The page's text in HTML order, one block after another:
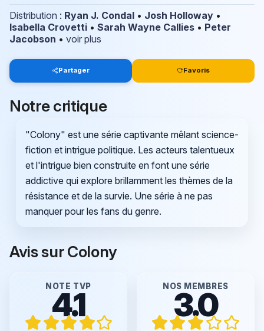
Distribution : Ryan J. Condal • Josh Holloway •
Isabella Crovetti • Sarah Wayne Callies • Peter
Jacobson • voir plus
Partager Favoris
Notre critique
"Colony" est une série captivante mêlant science-
fiction et intrigue politique. Les acteurs talentueux
et l'intrigue bien construite en font une série
addictive qui explore brillamment les thèmes de la
résistance et de la survie. Une série à ne pas
manquer pour les fans du genre.
Avis sur Colony
NOTE TVP
4.1 NOS MEMBRES
3.0